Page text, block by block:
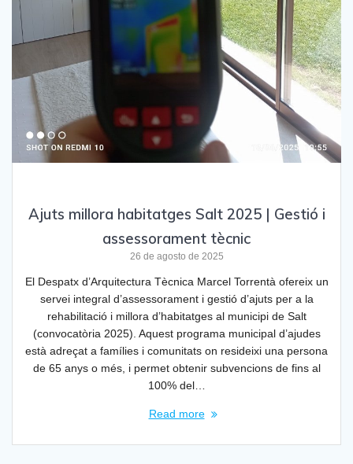
Ajuts millora habitatges Salt 2025 | Gestió i
assessorament tècnic
26 de agosto de 2025
El Despatx d’Arquitectura Tècnica Marcel Torrentà ofereix un
servei integral d’assessorament i gestió d’ajuts per a la
rehabilitació i millora d’habitatges al municipi de Salt
(convocatòria 2025). Aquest programa municipal d’ajudes
està adreçat a famílies i comunitats on resideixi una persona
de 65 anys o més, i permet obtenir subvencions de fins al
100% del…
Read more